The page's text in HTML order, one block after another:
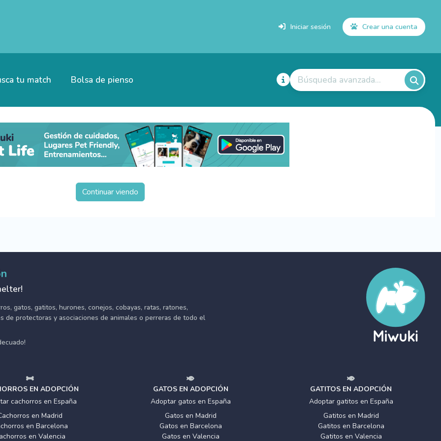
Iniciar sesión Crear una cuenta
tu match Bolsa de pienso Búsqueda avanzada...
Continuar viendo
gatos, gatitos, hurones, conejos, cobayas, ratas, ratones,
de protectoras y asociaciones de animales o perreras de todo el
EN ADOPCIÓN
cachorros en España
en Madrid
en Barcelona
en Valencia
GATOS EN ADOPCIÓN
Adoptar gatos en España
Gatos en Madrid
Gatos en Barcelona
Gatos en Valencia
GATITOS EN ADOPCIÓN
Adoptar gatitos en España
Gatitos en Madrid
Gatitos en Barcelona
Gatitos en Valencia